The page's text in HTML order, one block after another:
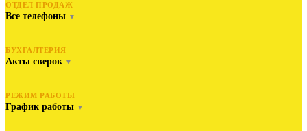
ОТДЕЛ ПРОДАЖ
Все телефоны ▼
БУХГАЛТЕРИЯ
Акты сверок ▼
РЕЖИМ РАБОТЫ
График работы ▼